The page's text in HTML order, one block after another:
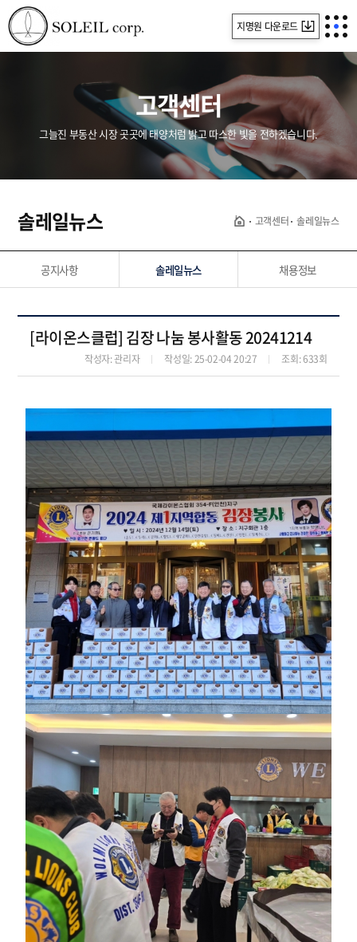
지명원 다운로드
고객센터
그늘진 부동산 시장 곳곳에 태양처럼 밝고 따스한 빛을 전하겠습니다.
솔레일뉴스 고객센터 솔레일뉴스
공지사항 솔레일뉴스 채용정보
[라이온스클럽] 김장 나눔 봉사활동 20241214
작성자: 관리자 작성일: 25-02-04 20:27 조회: 633회